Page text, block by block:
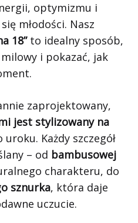
optymizmu i
młodości. Nasz
18”to idealny sposób,
i pokazać, jak
zaprojektowany,
jest stylizowany na
Każdy szczegół
– od bambusowej
charakteru, do
sznurka, która daje
uczucie.